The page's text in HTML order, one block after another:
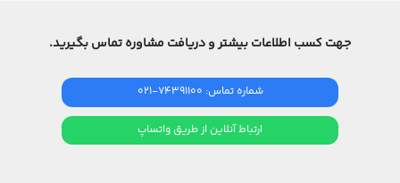
جهت کسب اطلاعات بیشتر و دریافت مشاوره تماس بگیرید.
شماره تماس: 74391100-021
ارتباط آنلاین از طریق واتساپ